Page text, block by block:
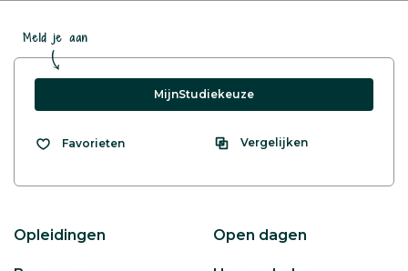
Meld je aan
MijnStudiekeuze
Favorieten Vergelijken
Opleidingen Open dagen